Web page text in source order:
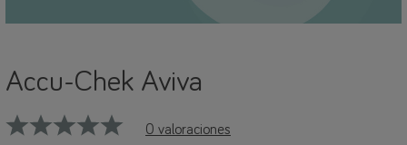
Accu-Chek Aviva
0 valoraciones